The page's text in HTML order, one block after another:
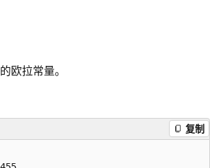
的欧拉常量。
复制